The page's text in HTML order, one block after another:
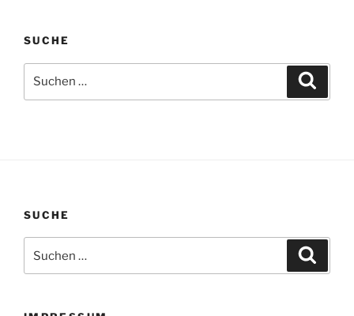
SUCHE
nach:
SUCHE
nach: